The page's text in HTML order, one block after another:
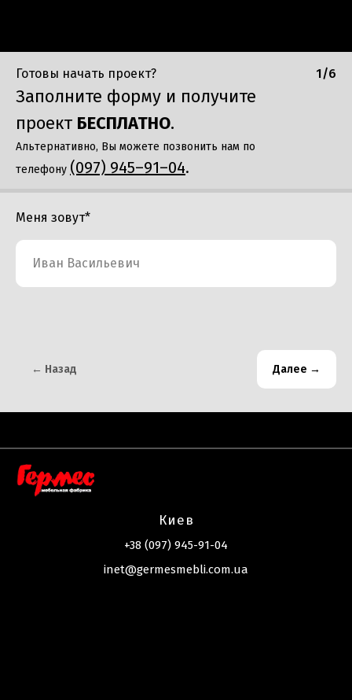
Готовы начать проект?
Заполните форму и получите
проект БЕСПЛАТНО.
Альтернативно, Вы можете позвонить нам по
телефону (097) 945–91–04.
1/6
Меня зовут*
← Назад Далее →
Киев
+38 (097) 945-91-04
inet@germesmebli.com.ua